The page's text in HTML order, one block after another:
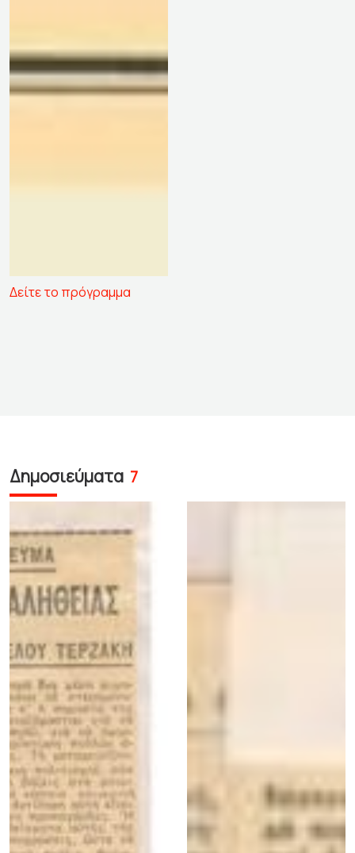
Δείτε το πρόγραμμα
Δημοσιεύματα 7